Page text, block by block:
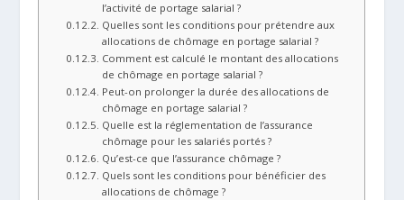
l’activité de portage salarial ?
Quelles sont les conditions pour prétendre aux
allocations de chômage en portage salarial ?
Comment est calculé le montant des allocations
de chômage en portage salarial ?
Peut-on prolonger la durée des allocations de
chômage en portage salarial ?
Quelle est la réglementation de l’assurance
chômage pour les salariés portés ?
Qu’est-ce que l’assurance chômage ?
Quels sont les conditions pour bénéficier des
allocations de chômage ?